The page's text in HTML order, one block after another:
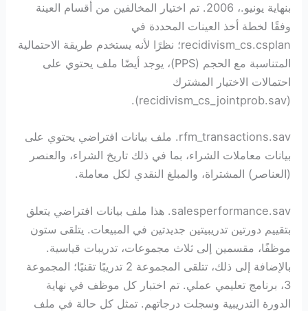
بنهاية يونيو.، 2006. تم اختيار المخالفين من أقسام العينة
وفقًا لخطة أخذ العينات المحددة في
recidivism_cs.csplan؛ نظرًا لأنه يستخدم طريقة الاحتمالية
المتناسبة مع الحجم (PPS)، يوجد أيضًا ملف يحتوي على
احتمالات الاختيار المشترك
(recidivism_cs_jointprob.sav).
rfm_transactions.sav. ملف بيانات افتراضي يحتوي على
بيانات معاملات الشراء، بما في ذلك تاريخ الشراء، والعنصر
(العناصر) المشتراة، والمبلغ النقدي لكل معاملة.
salesperformance.sav. هذا ملف بيانات افتراضي يتعلق
بتقييم دورتين تدريبيتين جديدتين في المبيعات. يتلقى ستون
موظفًا، مقسمين إلى ثلاث مجموعات، تدريبات قياسية.
بالإضافة إلى ذلك، تتلقى المجموعة 2 تدريبًا تقنيًا؛ المجموعة
3، برنامج تعليمي عملي. تم اختبار كل موظف في نهاية
الدورة التدريبية وسجلت درجاتهم. تمثل كل حالة في ملف